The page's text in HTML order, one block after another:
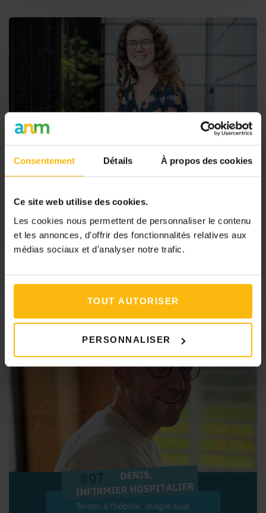
Consentement Détails À propos des cookies
Ce site web utilise des cookies.
Les cookies nous permettent de personnaliser le contenu
et les annonces, d'offrir des fonctionnalités relatives aux
médias sociaux et d'analyser notre trafic.
TOUT AUTORISER
PERSONNALISER
#15. Marion, infirmière